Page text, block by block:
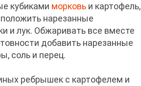
кубиками морковь и картофель,
нарезанные
и лук. Обжаривать все вместе
добавить нарезанные
соль и перец.
ребрышек с картофелем и